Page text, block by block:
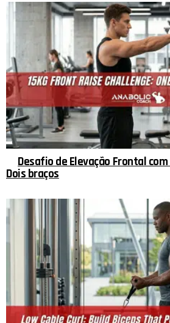
Desafio de Elevação Frontal com
Dois braços